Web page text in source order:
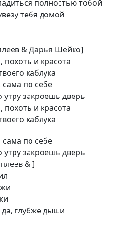
полностью тобой
тебя домой
& Дарья Шейко]
похоть и красота
каблука
по себе
закроешь дверь
похоть и красота
каблука
по себе
закроешь дверь
& ]
глубже дыши